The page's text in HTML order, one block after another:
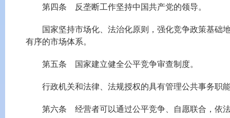
第四条 反垄断工作坚持中国共产党的领导。
国家坚持市场化、法治化原则，强化竞争政策基础地
有序的市场体系。
第五条 国家建立健全公平竞争审查制度。
行政机关和法律、法规授权的具有管理公共事务职
第六条 经营者可以通过公平竞争、自愿联合，依法